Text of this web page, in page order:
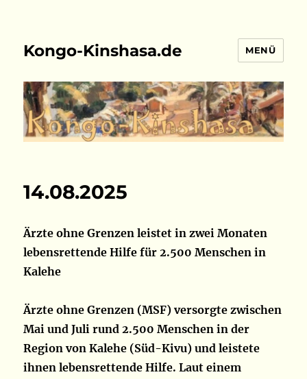
Kongo-Kinshasa.de MENÜ
14.08.2025
Ärzte ohne Grenzen leistet in zwei Monaten
lebensrettende Hilfe für 2.500 Menschen in
Kalehe
Ärzte ohne Grenzen (MSF) versorgte zwischen
Mai und Juli rund 2.500 Menschen in der
Region von Kalehe (Süd-Kivu) und leistete
ihnen lebensrettende Hilfe. Laut einem